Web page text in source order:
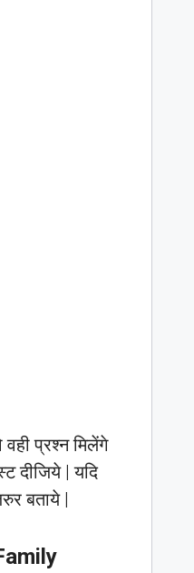
प्रश्न मिलेंगे
दीजिये | यदि
बताये |